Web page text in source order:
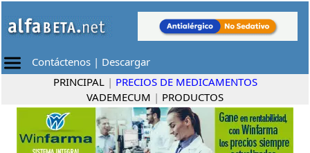
Contáctenos | Descargar
PRINCIPAL | PRECIOS DE MEDICAMENTOS
VADEMECUM | PRODUCTOS